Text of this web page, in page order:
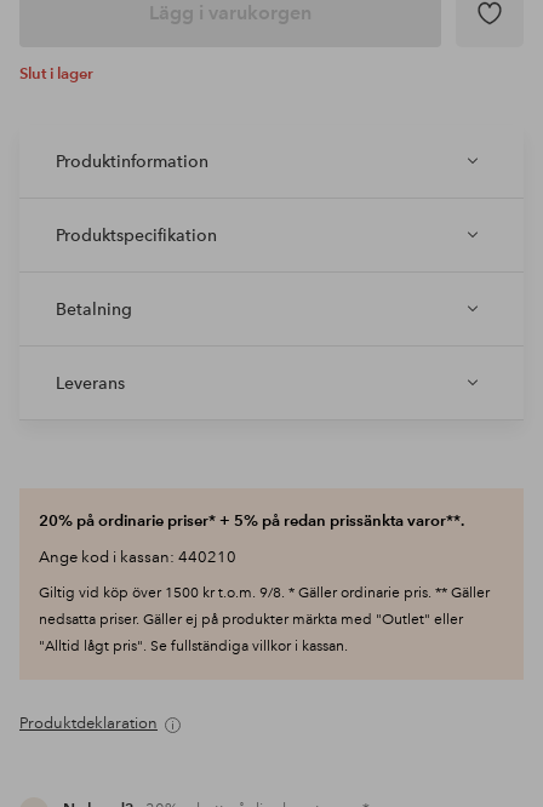
Lägg i varukorgen
Slut i lager
Produktinformation
Produktspecifikation
Betalning
Leverans
20% på ordinarie priser* + 5% på redan prissänkta varor**.
Ange kod i kassan: 440210
Giltig vid köp över 1500 kr t.o.m. 9/8. * Gäller ordinarie pris. ** Gäller
nedsatta priser. Gäller ej på produkter märkta med "Outlet" eller
"Alltid lågt pris". Se fullständiga villkor i kassan.
Produktdeklaration